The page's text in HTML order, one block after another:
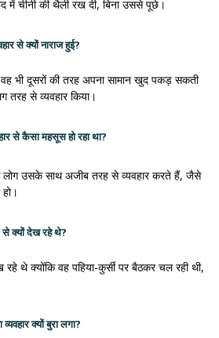
में चीनी की थैली रख दी, बिना उससे पूछे।
से क्यों नाराज हुई?
वह भी दूसरों की तरह अपना सामान खुद पकड़ सकती
से व्यवहार किया।
से कैसा महसूस हो रहा था?
लोग उसके साथ अजीब तरह से व्यवहार करते हैं, जैसे
से क्यों देख रहे थे?
रहे थे क्योंकि वह पहिया-कुर्सी पर बैठकर चल रही थी,
क्यों बुरा लगा?